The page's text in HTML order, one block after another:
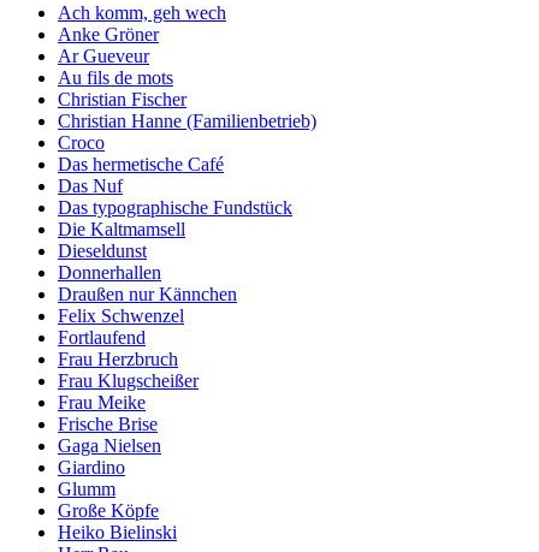
Ach komm, geh wech
Anke Gröner
Ar Gueveur
Au fils de mots
Christian Fischer
Christian Hanne (Familienbetrieb)
Croco
Das hermetische Café
Das Nuf
Das typographische Fundstück
Die Kaltmamsell
Dieseldunst
Donnerhallen
Draußen nur Kännchen
Felix Schwenzel
Fortlaufend
Frau Herzbruch
Frau Klugscheißer
Frau Meike
Frische Brise
Gaga Nielsen
Giardino
Glumm
Große Köpfe
Heiko Bielinski